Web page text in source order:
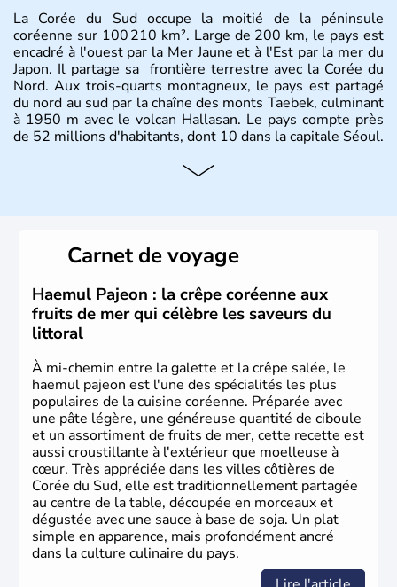
La Corée du Sud occupe la moitié de la péninsule
coréenne sur 100 210 km². Large de 200 km, le pays est
encadré à l'ouest par la Mer Jaune et à l'Est par la mer du
Japon. Il partage sa frontière terrestre avec la Corée du
Nord. Aux trois-quarts montagneux, le pays est partagé
du nord au sud par la chaîne des monts Taebek, culminant
à 1950 m avec le volcan Hallasan. Le pays compte près
de 52 millions d'habitants, dont 10 dans la capitale Séoul.
Histoire et administration
christianisme et le bouddhisme en sont les deux
principales religions. Ce pays partage sa culture avec la
Corée du Nord. Les Jeux Olympiques s’y sont déroulés en
1988, de même que la Coupe du Monde de football en
2002, en collaboration avec le Japon.
Carnet de voyage
Haemul Pajeon : la crêpe coréenne aux
fruits de mer qui célèbre les saveurs du
littoral
À mi-chemin entre la galette et la crêpe salée, le
haemul pajeon est l'une des spécialités les plus
populaires de la cuisine coréenne. Préparée avec
une pâte légère, une généreuse quantité de ciboule
et un assortiment de fruits de mer, cette recette est
aussi croustillante à l'extérieur que moelleuse à
cœur. Très appréciée dans les villes côtières de
Corée du Sud, elle est traditionnellement partagée
au centre de la table, découpée en morceaux et
dégustée avec une sauce à base de soja. Un plat
simple en apparence, mais profondément ancré
dans la culture culinaire du pays.